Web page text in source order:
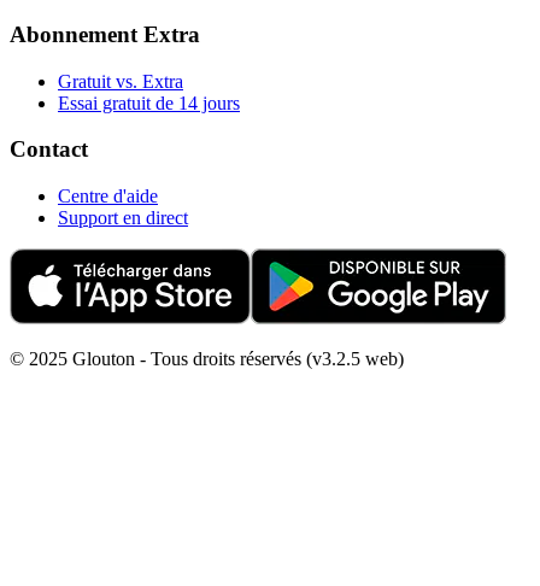
Abonnement Extra
Gratuit vs. Extra
Essai gratuit de 14 jours
Contact
Centre d'aide
Support en direct
© 2025 Glouton - Tous droits réservés (v3.2.5 web)